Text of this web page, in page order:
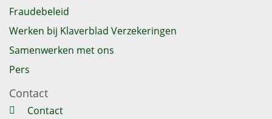
Fraudebeleid
Werken bij Klaverblad Verzekeringen
Samenwerken met ons
Pers
Contact
Contact